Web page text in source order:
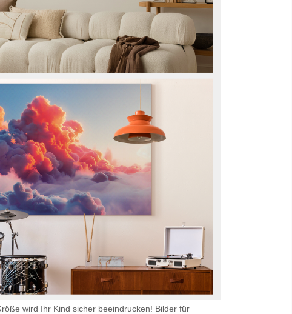
wird Ihr Kind sicher beeindrucken! Bilder für